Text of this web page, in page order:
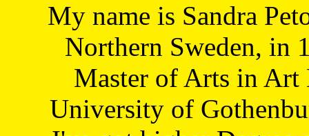
My name is Sandra
Northern Sweden, in
Master of Arts in Art
University of